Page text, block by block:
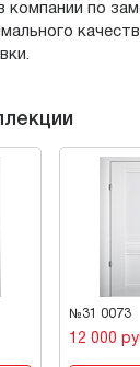
компании по
№31 0073
12 000